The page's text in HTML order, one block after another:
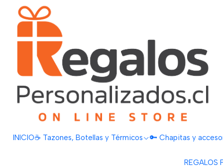
INICIO☕ Tazones, Botellas y Térmicos 🔑 Chapitas y
REGALOS